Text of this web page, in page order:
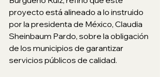
proyecto está alineado a lo instruido
por la presidenta de México, Claudia
Sheinbaum Pardo, sobre la obligación
de los municipios de garantizar
servicios públicos de calidad.